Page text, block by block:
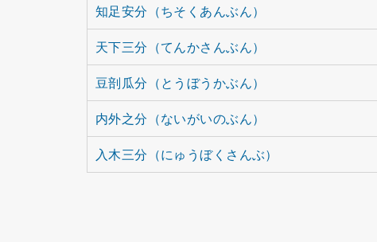
知足安分（ちそくあんぶん）
天下三分（てんかさんぶん）
豆剖瓜分（とうぼうかぶん）
内外之分（ないがいのぶん）
入木三分（にゅうぼくさんぶ）